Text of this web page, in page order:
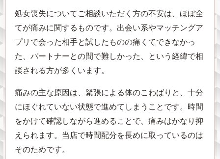
処女喪失についてご相談いただく方の不安は、ほぼ全
てが痛みに関するものです。出会い系やマッチングア
プリで会った相手と試したものの痛くてできなかっ
た、パートナーとの間で難しかった、という経緯で相
談される方が多くいます。
痛みの主な原因は、緊張による体のこわばりと、十分
にほぐれていない状態で進めてしまうことです。時間
をかけて確認しながら進めることで、痛みはかなり抑
えられます。当店で時間配分を長めに取っているのは
そのためです。